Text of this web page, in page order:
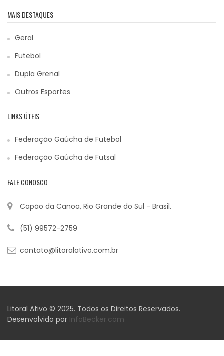
MAIS DESTAQUES
Geral
Futebol
Dupla Grenal
Outros Esportes
LINKS ÚTEIS
Federação Gaúcha de Futebol
Federação Gaúcha de Futsal
FALE CONOSCO
Capão da Canoa, Rio Grande do Sul - Brasil.
(51) 99572-2759
contato@litoralativo.com.br
Litoral Ativo © 2025. Todos os Direitos Reservados.
Desenvolvido por InfoBecker.com